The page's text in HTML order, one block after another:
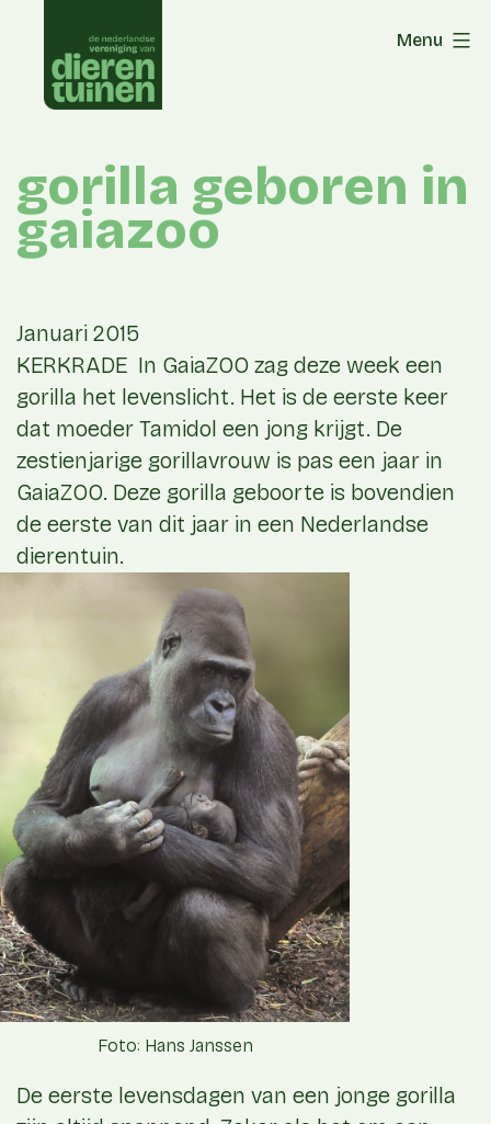
content
Menu
gorilla geboren in
gaiazoo
Januari 2015
KERKRADE In GaiaZOO zag deze week een
gorilla het levenslicht. Het is de eerste keer
dat moeder Tamidol een jong krijgt. De
zestienjarige gorillavrouw is pas een jaar in
GaiaZOO. Deze gorilla geboorte is bovendien
de eerste van dit jaar in een Nederlandse
dierentuin.
Foto: Hans Janssen
De eerste levensdagen van een jonge gorilla